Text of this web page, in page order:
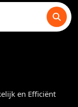
en Efficiënt